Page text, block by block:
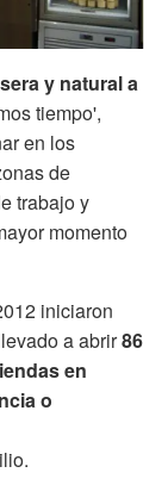
y natural a
tiempo',
en los
de
trabajo y
momento
iniciaron
a abrir86
en
o